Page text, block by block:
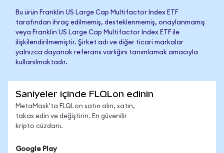
Bu ürün Franklin US Large Cap Multifactor Index ETF
tarafından ihraç edilmemiş, desteklenmemiş, onaylanmamış
veya Franklin US Large Cap Multifactor Index ETF ile
ilişkilendirilmemiştir. Şirket adı ve diğer ticari markalar
yalnızca dayanak referans varlığını tanımlamak amacıyla
kullanılmaktadır.
Saniyeler içinde FLQLon edinin
MetaMask'ta FLQLon satın alın, satın,
takas edin ve değiştirin. En güvenilir
kripto cüzdanı.
Google Play